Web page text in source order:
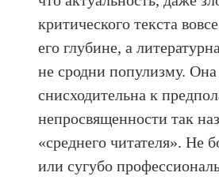
критического текста
его глубине, а
не сродни популизму.
снисходительна к
непросвященности так
«среднего читателя». Не
или сугубо